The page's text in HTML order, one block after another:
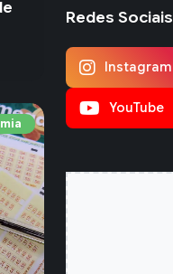
Redes Sociais
Instagram
YouTube